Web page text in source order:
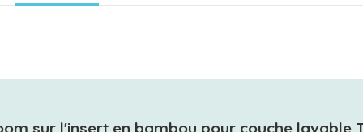
sur l'insert en bambou pour couche lavable